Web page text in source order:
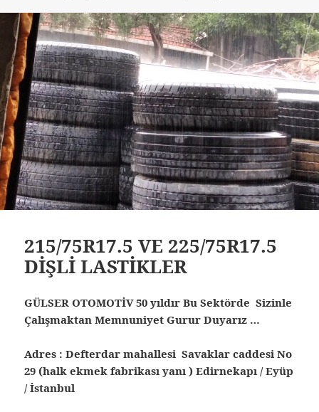
215/75R17.5 VE 225/75R17.5
DİŞLİ LASTİKLER
GÜLSER OTOMOTİV 50 yıldır Bu Sektörde Sizinle
Çalışmaktan Memnuniyet Gurur Duyarız …
Adres : Defterdar mahallesi Savaklar caddesi No
29 (halk ekmek fabrikası yanı ) Edirnekapı / Eyüp
/ İstanbul